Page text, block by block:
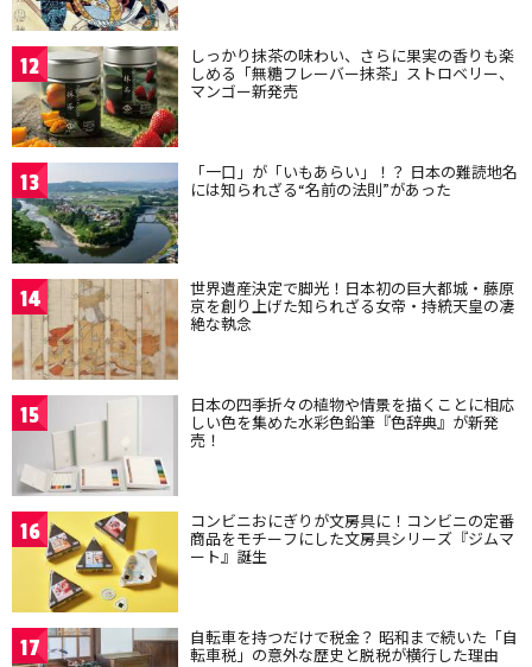
12 しっかり抹茶の味わい、さらに果実の香りも楽
しめる「無糖フレーバー抹茶」ストロベリー、
マンゴー新発売
13 「一口」が「いもあらい」！？ 日本の難読地名
には知られざる“名前の法則”があった
14 世界遺産決定で脚光！日本初の巨大都城・藤原
京を創り上げた知られざる女帝・持統天皇の凄
絶な執念
15 日本の四季折々の植物や情景を描くことに相応
しい色を集めた水彩色鉛筆『色辞典』が新発
売！
16 コンビニおにぎりが文房具に！コンビニの定番
商品をモチーフにした文房具シリーズ『ジムマ
ート』誕生
17 自転車を持つだけで税金？ 昭和まで続いた「自
転車税」の意外な歴史と脱税が横行した理由